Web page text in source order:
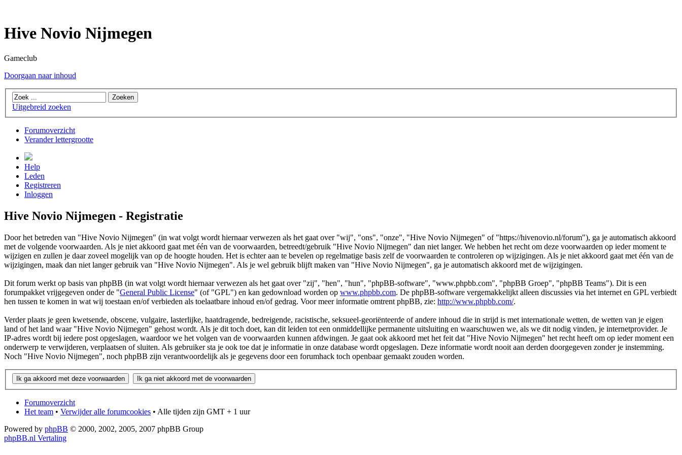
Hive Novio Nijmegen
Gameclub
Doorgaan naar inhoud
Uitgebreid zoeken
Forumoverzicht
Verander lettergrootte
Help
Leden
Registreren
Inloggen
Hive Novio Nijmegen - Registratie
Door het betreden van "Hive Novio Nijmegen" (in wat volgt wordt hiernaar verwezen als het gaat over "wij", "ons", "onze", "Hive Novio Nijmegen" of "https://hivenovio.nl/forum"), ga je automatisch akkoord
met de volgende voorwaarden. Als je niet akkoord gaat met één van de voorwaarden, betreedt/gebruik "Hive Novio Nijmegen" dan niet langer. We hebben het recht om deze voorwaarden op ieder moment te
wijzigen en zullen je daar zoveel mogelijk van op de hoogte houden. Het is echter aan te bevelen op regelmatige basis zelf de voorwaarden te controleren op wijzigingen. Als je niet akkoord gaat met één van de
wijzigingen, maak dan niet langer gebruik van "Hive Novio Nijmegen". Als je wel gebruik blijft maken van "Hive Novio Nijmegen", ga je automatisch akkoord met de wijzigingen.
Dit forum werkt op basis van phpBB (in wat volgt wordt hiernaar verwezen als het gaat over "zij", "hen", "hun", "phpBB-software", "www.phpbb.com", "phpBB Groep", "phpBB Teams"). Dit is een
forumpakket vrijgegeven onder de "General Public License" (of "GPL") en kan gedownload worden op www.phpbb.com. De phpBB-software vergemakkelijkt alleen discussies via het internet en GPL verbiedt
hen tussen te komen in wat wij toestaan en/of verbieden als toelaatbare inhoud en/of gedrag. Voor meer informatie omtrent phpBB, zie: http://www.phpbb.com/.
Verder plaats je geen kwetsende, obscene, vulgaire, lasterlijke, haatdragende, bedreigende, racistische, seksueel-georiënteerde of andere inhoud die in strijd is met internationale wetten, de wetten van je eigen
land of het land waar "Hive Novio Nijmegen" gehost wordt. Als je dit toch doet, kan dit leiden tot een onmiddellijke permanente uitsluiting en waarschuwen we, als we dit nodig vinden, je internetprovider. Je
IP-adres wordt bij iedere post opgeslagen, waardoor we het volgen van de voorwaarden kunnen afdwingen. Je gaat ook akkoord met het feit dat "Hive Novio Nijmegen" het recht heeft om op ieder moment een
onderwerp te verwijderen, verplaatsen of sluiten. Als gebruiker sta je ook toe dat je informatie in onze database wordt opgeslagen. Deze informatie wordt nooit aan derden doorgegeven zonder je instemming.
Noch "Hive Novio Nijmegen", noch phpBB zijn verantwoordelijk als je gegevens door een forumhack toch openbaar gemaakt zouden worden.
Forumoverzicht
Het team • Verwijder alle forumcookies • Alle tijden zijn GMT + 1 uur
Powered by phpBB © 2000, 2002, 2005, 2007 phpBB Group
phpBB.nl Vertaling